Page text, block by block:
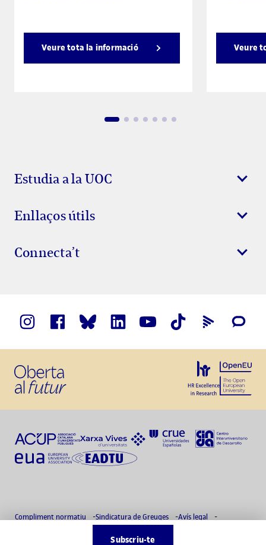
Subscriu-te
Veure tota la informació Veure
Estudia a la UOC
Enllaços útils
Connecta’t
Compliment normatiu Sindicatura de Greuges
Avís legal